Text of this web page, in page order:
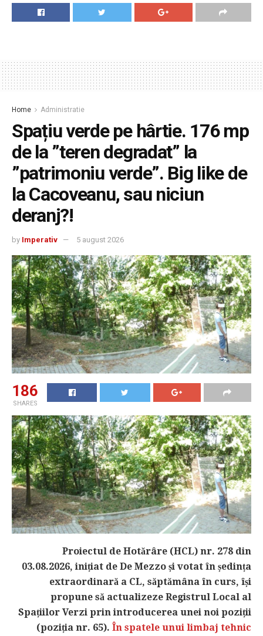
Home Administratie
Spațiu verde pe hârtie. 176 mp
de la ”teren degradat” la
”patrimoniu verde”. Big like de
la Cacoveanu, sau niciun
deranj?!
by Imperativ 5 august 2026
186
SHARES
Proiectul de Hotărâre (HCL) nr. 278 din
03.08.2026, inițiat de De Mezzo și votat în ședința
extraordinară a CL, săptămâna în curs, își
propune să actualizeze Registrul Local al
Spațiilor Verzi prin introducerea unei noi poziții
(poziția nr. 65). În spatele unui limbaj tehnic